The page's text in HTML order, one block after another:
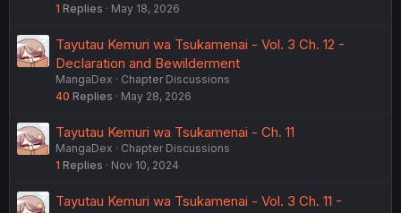
1 Replies May 18, 2026
Tayutau Kemuri wa Tsukamenai - Vol. 3 Ch. 12 -
Declaration and Bewilderment
MangaDex
Chapter Discussions
40 Replies May 28, 2026
Tayutau Kemuri wa Tsukamenai - Ch. 11
MangaDex
Chapter Discussions
1 Replies Nov 10, 2024
Tayutau Kemuri wa Tsukamenai - Vol. 3 Ch. 11 -